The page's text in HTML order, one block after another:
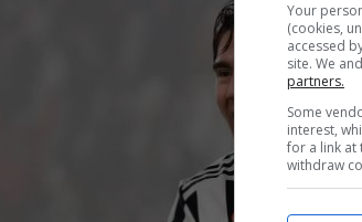
Your
(cookies,
accessed
site. We
partners.
Some
interest,
for a link at
withdraw